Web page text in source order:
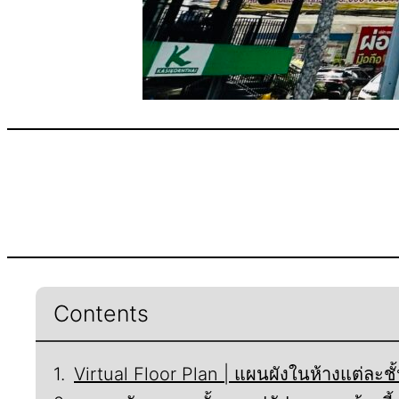
Contents
Virtual Floor Plan | แผนผังในห้างแต่ละ